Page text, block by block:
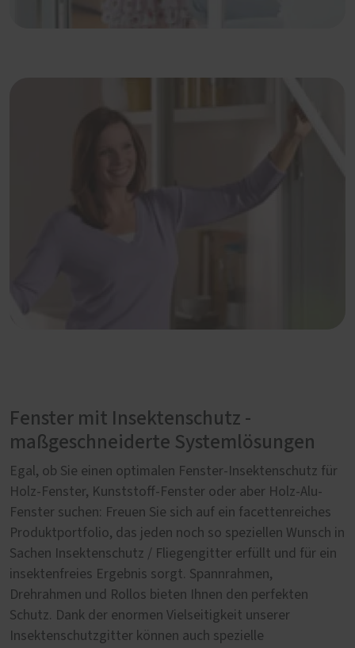
Fenster mit Insektenschutz -
maßgeschneiderte Systemlösungen
Egal, ob Sie einen optimalen Fenster-Insektenschutz für
Holz-Fenster, Kunststoff-Fenster oder aber Holz-Alu-
Fenster suchen: Freuen Sie sich auf ein facettenreiches
Produktportfolio, das jeden noch so speziellen Wunsch in
Sachen Insektenschutz / Fliegengitter erfüllt und für ein
insektenfreies Ergebnis sorgt. Spannrahmen,
Drehrahmen und Rollos bieten Ihnen den perfekten
Schutz. Dank der enormen Vielseitigkeit unserer
Insektenschutzgitter können auch spezielle